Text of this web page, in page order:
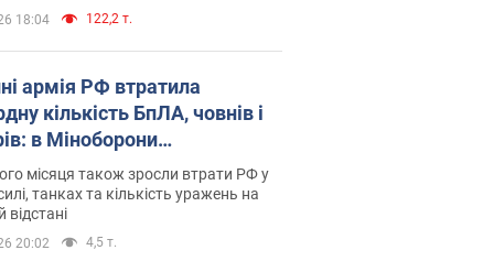
18:04 122,2 т.
армія РФ втратила
кількість БпЛА, човнів і
в Міноборони
статистику
місяця також зросли втрати РФ у
танках та кількість уражень на
відстані
20:02 4,5 т.